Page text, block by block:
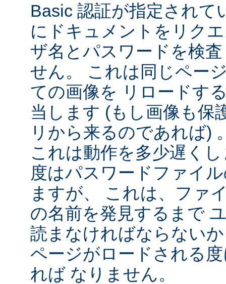
Basic 認証が指定されて
にドキュメントをリク
ザ名とパスワードを検
せん。 これは同じペー
ての画像を リロードす
当します (もし画像も保
リから来るのであれば)
これは動作を多少遅く
度はパスワードファイ
ますが、 これは、ファ
の名前を発見するまで
読まなければならない
ページがロードされる
れば なりません。